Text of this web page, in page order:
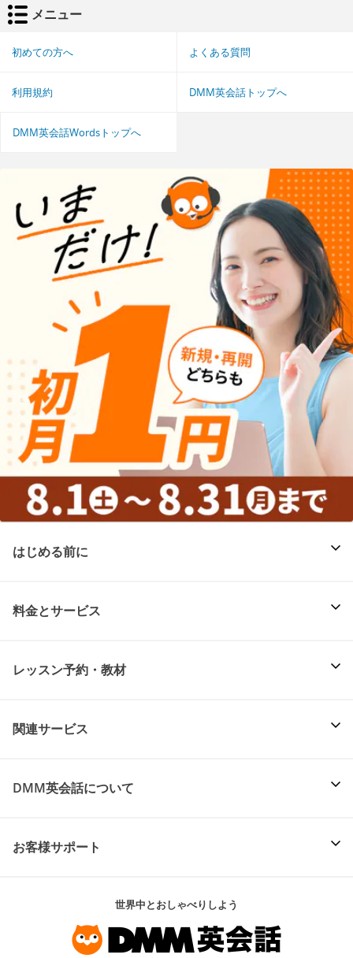
メニュー
初めての方へ よくある質問
利用規約 DMM英会話トップへ
DMM英会話Wordsトップへ
はじめる前に
料金とサービス
レッスン予約・教材
関連サービス
DMM英会話について
お客様サポート
世界中とおしゃべりしよう